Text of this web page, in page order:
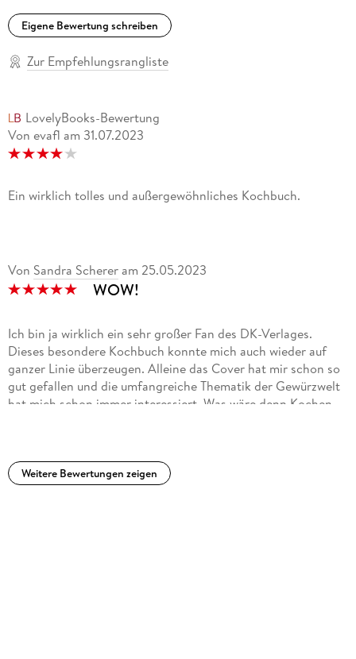
Eigene Bewertung schreiben
Zur Empfehlungsrangliste
LovelyBooks-Bewertung
Von evafl am 31.07.2023
Ein wirklich tolles und außergewöhnliches Kochbuch.
Von Sandra Scherer am 25.05.2023
WOW!
Ich bin ja wirklich ein sehr großer Fan des DK-Verlages.
Dieses besondere Kochbuch konnte mich auch wieder auf
ganzer Linie überzeugen. Alleine das Cover hat mir schon so
gut gefallen und die umfangreiche Thematik der Gewürzwelt
hat mich schon immer interessiert. Was wäre denn Kochen
Fleisch oder Fisch. Die Rezepte machen deutlich, wie
Gewürze jedem Gericht das gewisse Etwas verleihen. Bei den
Weitere Bewertungen zeigen